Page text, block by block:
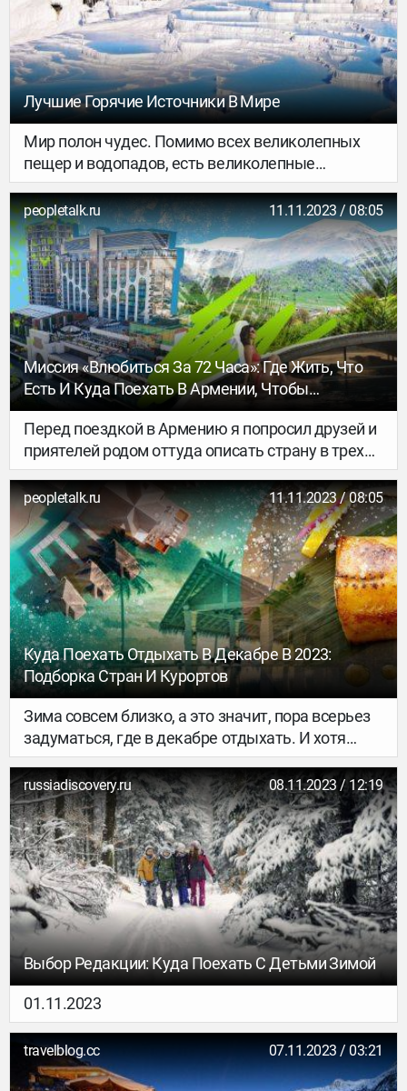
общем, чего рассказывать – проверяй сам(-а)!
Лучшие Горячие Источники В Мире
Мир полон чудес. Помимо всех великолепных
пещер и водопадов, есть великолепные
природные джакузи и горячие источники. Эти
воды образуются естественным путем. Их также
называют геотермальными ваннами и
термальными источниками. Горячие источники
— это термин, который используется для
обозначения нагретой воды. Температура в них
должна быть выше, чем в окружающей среде.
Причем в одних горячих источниках вода чуть
теплая, а в других она обжигающая.
peopletalk.ru 11.11.2023 / 08:05
Миссия «Влюбиться За 72 Часа»: Где Жить, Что
Есть И Куда Поехать В Армении, Чтобы
Путешествие Запомнилось Надолго
Перед поездкой в Армению я попросил друзей и
приятелей родом оттуда описать страну в трех
словах. Ни больше ни меньше, именно в трех. В
результате список ярких существительных
получился примерно такой: родина, сердце,
горы, гостеприимство, дом, семья и люди.
Последнее слово, кстати, чаще всего
встречалось в моем скромном журналистском
опросе.
peopletalk.ru 11.11.2023 / 08:05
Куда Поехать Отдыхать В Декабре В 2023:
Подборка Стран И Курортов
Зима совсем близко, а это значит, пора всерьез
задуматься, где в декабре отдыхать. И хотя
срочные задачи на работе, которые нужно
закрыть перед Новым годом, никто не отменял,
это вовсе не повод откладывать жизнь и
отказываться от новых эмоций. Тем более, если
ты выделишь себе недельный отпуск, заранее
обговорив с руководителем, что тебе нужно
немного перезагрузиться перед последней
гонкой в попытках закрыть все дедлайны,
уверены, это пойдет твоей работоспособности
только на пользу.
russiadiscovery.ru 08.11.2023 / 12:19
Выбор Редакции: Куда Поехать С Детьми Зимой
01.11.2023
travelblog.cc 07.11.2023 / 03:21